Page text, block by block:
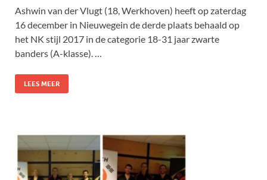
Ashwin van der Vlugt (18, Werkhoven) heeft op zaterdag
16 december in Nieuwegein de derde plaats behaald op
het NK stijl 2017 in de categorie 18-31 jaar zwarte
banders (A-klasse). …
LEES MEER